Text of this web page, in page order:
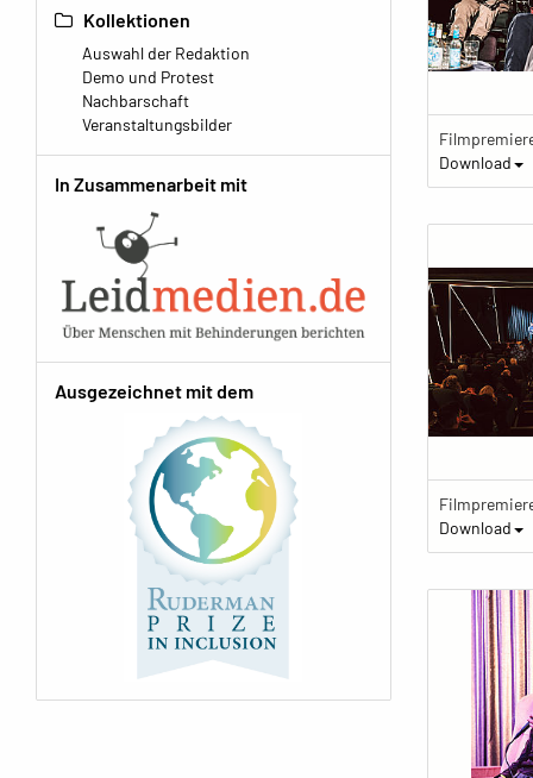
Kollektionen
Auswahl der Redaktion
Demo und Protest
Nachbarschaft
Veranstaltungsbilder
In Zusammenarbeit mit
Ausgezeichnet mit dem
Download
Download